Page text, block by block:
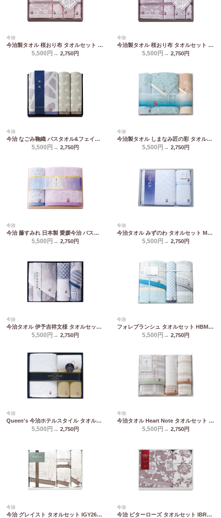
今治
今治製タオル 桜おり布 タオルセット ピンク IS9650 PI/PU
5,500円→ 2,750円
今治
今治製タオル 桜おり布 タオルセット パープル IS9650 PI/PU
5,500円→ 2,750円
今治
今治 なごみ鞠織 バスタオル&フェイスタオル2P N-20500
5,500円→ 2,750円
今治
今治製タオル しまなみ匠の彩 タオルセット IMM-053
5,500円→ 2,750円
今治
今治 藤すみれ 日本製 愛媛今治 バスタオル&ハンドタオル(木箱入) 66650
5,500円→ 2,750円
今治
今治タオル みずのわ タオルセット MZ30500
5,500円→ 2,750円
今治
今治タオル 伊予吉祥文様 タオルセット IM5045
5,500円→ 2,750円
今治
フォレブランシュ タオルセット HBM-5009
5,500円→ 2,750円
今治
Queen's 今治ホテルスタイル タオルセット TQS5007715
5,500円→ 2,750円
今治
今治タオル Heart Note タオルセット HN-0051
5,500円→ 2,750円
今治
今治 グレイスト タオルセット IGY26500
今治
今治 ビターローズ タオルセット IBR80500